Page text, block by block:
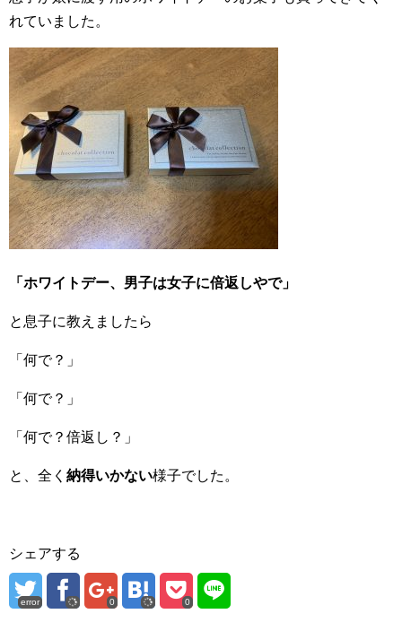
れていました。
「ホワイトデー、男子は女子に倍返しやで」
と息子に教えましたら
「何で？」
「何で？」
「何で？倍返し？」
と、全く 納得いかない様子でした。
シェアする
error 0 0